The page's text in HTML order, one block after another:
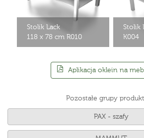
Stolik Lack
118 x 78 cm R010
Stolik
K004
Aplikacja oklein na
Pozostałe grupy
PAX - szafy